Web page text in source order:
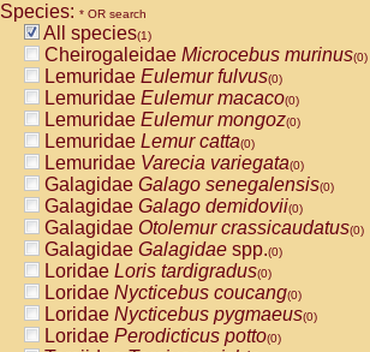
CebidaeCebus capucinus
CebidaeCebus nigrivittatus
CebidaeCebus spp.(0)
CebidaeSaimiri boliviensis(0)
CebidaeSaimiri sciureus(0)
AtelidaeAlouatta caraya(0)
AtelidaeAlouatta fusca(0)
AtelidaeAlouatta seniculus(0)
AtelidaeAlouattaspp.(0)
AtelidaeAteles belzebuth(0)
AtelidaeAteles geoffroyi(0)
AtelidaeAteles paniscus(0)
AtelidaeAtelesspp.(0)
AtelidaeLagothrix lagothricha(0)
AtelidaeLagothrix lagothricha cana
PitheciidaeCacajao calvus
Species: * OR search
All species(1)
Cheirogaleidae Microcebus murinus(0)
Lemuridae Eulemur fulvus(0)
Lemuridae Eulemur macaco(0)
Lemuridae Eulemur mongoz(0)
Lemuridae Lemur catta(0)
Lemuridae Varecia variegata(0)
Galagidae Galago senegalensis(0)
Galagidae Galago demidovii(0)
Galagidae Otolemur crassicaudatus(0)
Galagidae Galagidae spp.(0)
Loridae Loris tardigradus(0)
Loridae Nycticebus coucang(0)
Loridae Nycticebus pygmaeus(0)
Loridae Perodicticus potto(0)